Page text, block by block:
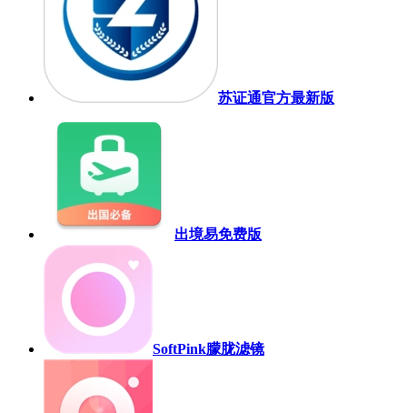
苏证通官方最新版
出境易免费版
SoftPink朦胧滤镜